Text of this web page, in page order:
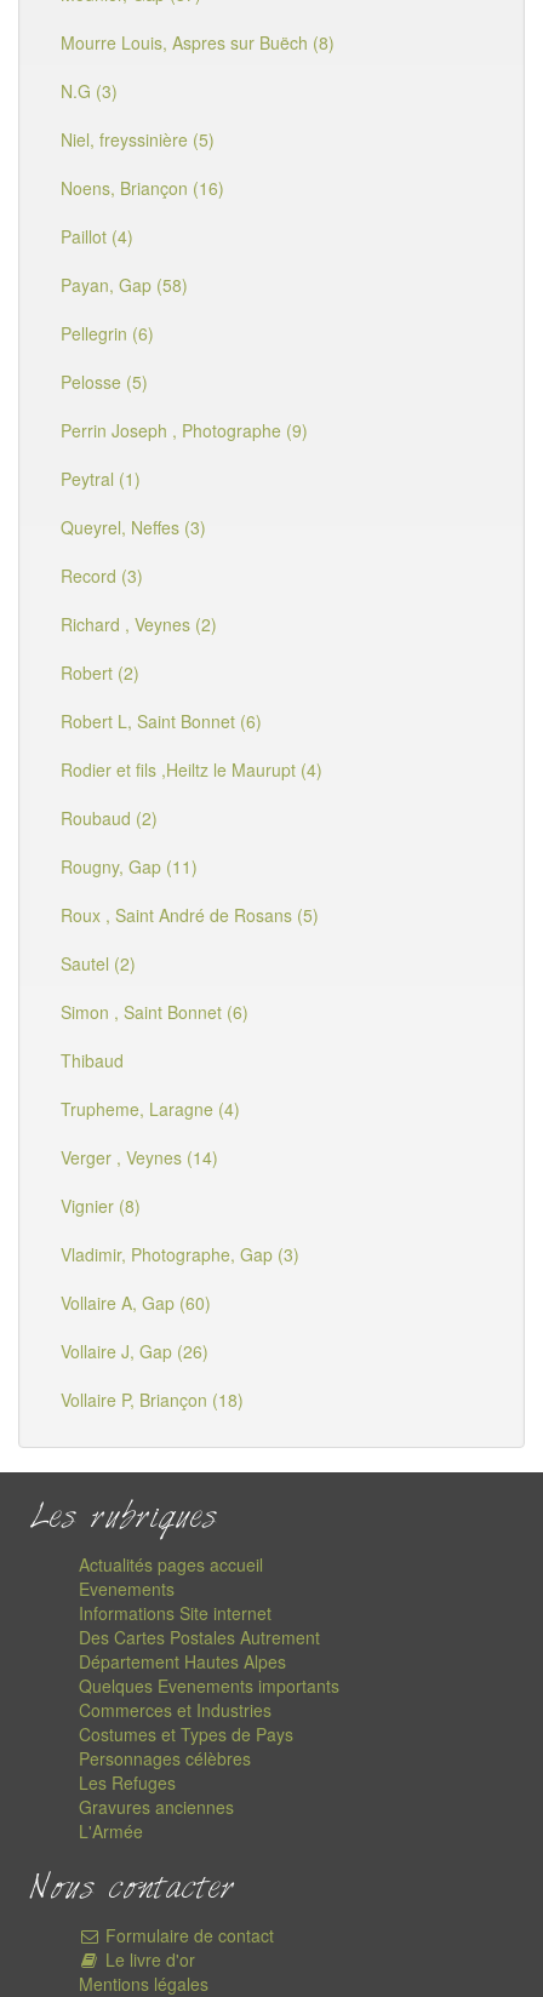
Mourre Louis, Aspres sur Buëch (8)
N.G (3)
Niel, freyssinière (5)
Noens, Briançon (16)
Paillot (4)
Payan, Gap (58)
Pellegrin (6)
Pelosse (5)
Perrin Joseph , Photographe (9)
Peytral (1)
Queyrel, Neffes (3)
Record (3)
Richard , Veynes (2)
Robert (2)
Robert L, Saint Bonnet (6)
Rodier et fils ,Heiltz le Maurupt (4)
Roubaud (2)
Rougny, Gap (11)
Roux , Saint André de Rosans (5)
Sautel (2)
Simon , Saint Bonnet (6)
Thibaud
Trupheme, Laragne (4)
Verger , Veynes (14)
Vignier (8)
Vladimir, Photographe, Gap (3)
Vollaire A, Gap (60)
Vollaire J, Gap (26)
Vollaire P, Briançon (18)
Les rubriques
Actualités pages accueil
Evenements
Informations Site internet
Des Cartes Postales Autrement
Département Hautes Alpes
Quelques Evenements importants
Commerces et Industries
Costumes et Types de Pays
Personnages célèbres
Les Refuges
Gravures anciennes
L'Armée
Nous contacter
Formulaire de contact
Le livre d'or
Mentions légales